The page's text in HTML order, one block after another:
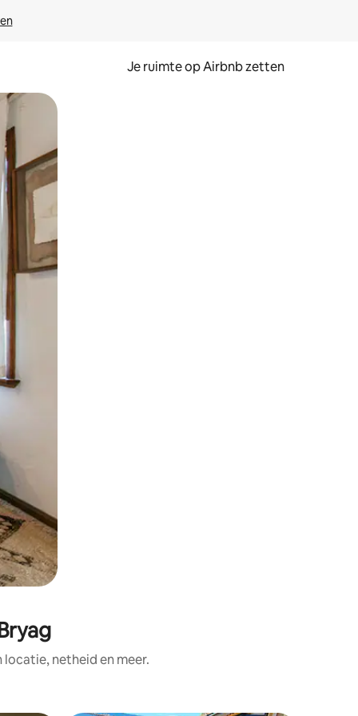
Je ruimte op Airbnb zetten
of swipen.
netheid en meer.